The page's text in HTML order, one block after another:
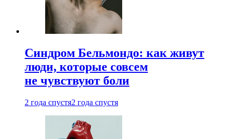
Синдром Бельмондо: как живут
люди, которые совсем
не чувствуют боли
2 года спустя2 года спустя